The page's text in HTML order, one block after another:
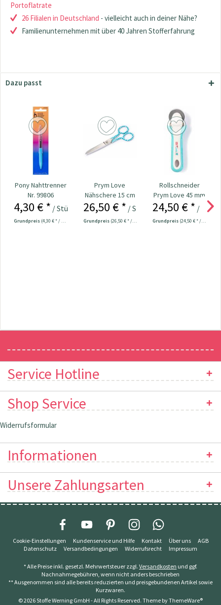
Portoflatrate
26 Filialen in Deutschland - vielleicht auch in deiner Nähe?
Familienunternehmen mit über 40 Jahren Stofferfahrung
Dazu passt
Pony Nahttrenner
Nr. 99806
4,30 € * / Stück
Grundpreis (4,30 € * / 1 Stück)
Prym Love
Nähschere 15 cm
Nr. 610541
26,50 € * / Stück
Grundpreis (26,50 € * / 1 Stück)
Rollschneider
Prym Love 45 mm
24,50 € * / Stück
Grundpreis (24,50 € * / 1 Stück)
Service Hotline
Shop Service
Widerrufsformular
Informationen
Unsere Zahlungsarten
Cookie-Einstellungen Kundenservice und Hilfe Kontakt Über uns
AGB
Datenschutz
Versandbedingungen Widerrufsrecht Impressum
* Alle Preise inkl. gesetzl. Mehrwertsteuer zzgl. Versandkosten und ggf.
Nachnahmegebühren, wenn nicht anders beschrieben
** Ausgenommen sind alle bereits reduzierten und preisgebundenen Artikel sowie
Kurzwaren.
© 2026 Stoffe Werning GmbH - All Rights Reserved. Theme byThemeWare®